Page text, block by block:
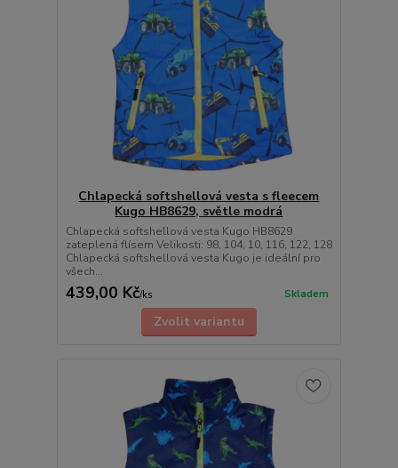
Chlapecká softshellová vesta s fleecem
Kugo HB8629, světle modrá
Chlapecká softshellová vesta Kugo HB8629
zateplená flísem Velikosti: 98, 104, 10, 116, 122, 128
Chlapecká softshellová vesta Kugo je ideální pro
všech...
439,00 Kč/ks Skladem
Zvolit variantu